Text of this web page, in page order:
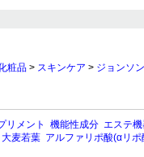
粧品 > スキンケア > ジョンソ
リメント 機能性成分 エステ
大麦若葉 アルファリポ酸(αリポ